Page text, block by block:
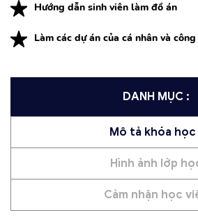
Hướng dẫn sinh viên làm đồ án
Làm các dự án của cá nhân và
DANH MỤC :
Mô tả khóa học
Hình ảnh lớp
Cảm nhận học